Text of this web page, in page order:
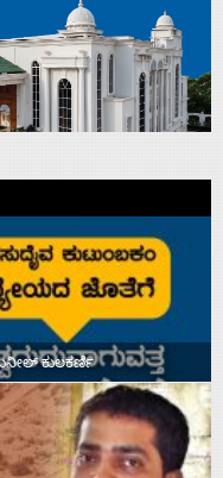
ಕುಲಕರ್ಣಿ